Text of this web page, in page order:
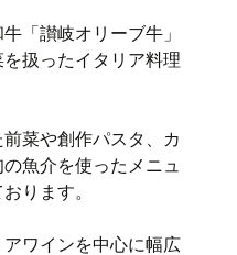
「讃岐オリーブ牛」
扱ったイタリア料理
菜や創作パスタ、カ
魚介を使ったメニュ
ります。
ワインを中心に幅広